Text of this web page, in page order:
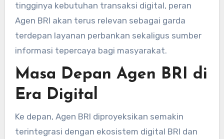
tingginya kebutuhan transaksi digital, peran
Agen BRI akan terus relevan sebagai garda
terdepan layanan perbankan sekaligus sumber
informasi tepercaya bagi masyarakat.
Masa Depan Agen BRI di
Era Digital
Ke depan, Agen BRI diproyeksikan semakin
terintegrasi dengan ekosistem digital BRI dan